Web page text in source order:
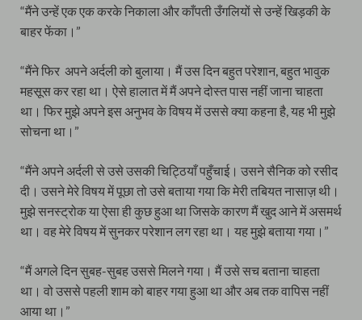
“मैंने उन्हें एक एक करके निकाला और काँपती उँगलियों से उन्हें खिड़की के
बाहर फेंका।”
“मैंने फिर अपने अर्दली को बुलाया। मैं उस दिन बहुत परेशान, बहुत भावुक
महसूस कर रहा था। ऐसे हालात में मैं अपने दोस्त पास नहीं जाना चाहता
था। फिर मुझे अपने इस अनुभव के विषय में उससे क्या कहना है, यह भी मुझे
सोचना था।”
“मैंने अपने अर्दली से उसे उसकी चिट्ठियाँ पहुँचाई। उसने सैनिक को रसीद
दी। उसने मेरे विषय में पूछा तो उसे बताया गया कि मेरी तबियत नासाज़ थी।
मुझे सनस्ट्रोक या ऐसा ही कुछ हुआ था जिसके कारण मैं खुद आने में असमर्थ
था। वह मेरे विषय में सुनकर परेशान लग रहा था। यह मुझे बताया गया।”
“मैं अगले दिन सुबह-सुबह उससे मिलने गया। मैं उसे सच बताना चाहता
था। वो उससे पहली शाम को बाहर गया हुआ था और अब तक वापिस नहीं
आया था।”